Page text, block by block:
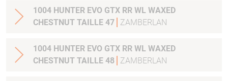
1004 HUNTER EVO GTX RR WL WAXED
CHESTNUT TAILLE 47
ZAMBERLAN
1004 HUNTER EVO GTX RR WL WAXED
CHESTNUT TAILLE 48
ZAMBERLAN